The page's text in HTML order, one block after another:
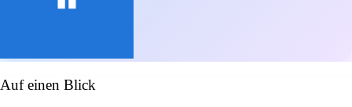
Auf einen Blick